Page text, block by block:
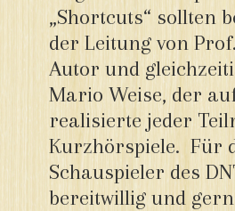
„Shortcuts“ sollten
der Leitung von
Autor und
Mario Weise, der
realisierte jeder
Kurzhörspiele. Für
Schauspieler des
bereitwillig und